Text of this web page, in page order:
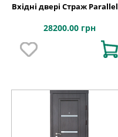
Вхідні двері Страж Parallel
28200.00 грн